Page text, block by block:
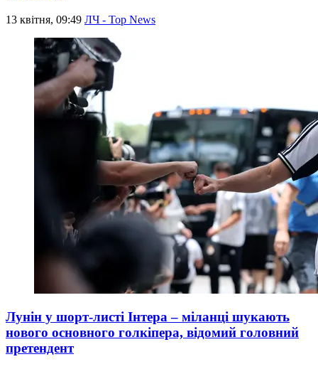
13 квітня, 09:49 ЛЧ - Top News
Лунін у шорт-листі Інтера – міланці шукають
нового основного голкіпера, відомий головний
претендент